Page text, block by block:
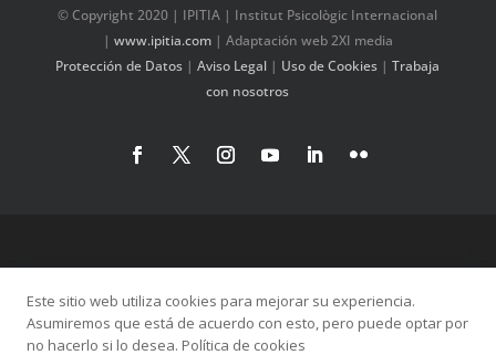
© Copyright 2020 | IPITIA | Institut Psicològic Internacional
| www.ipitia.com| Adaptación web 2XI media
Protección de Datos |Aviso Legal | Uso de Cookies |Trabaja
con nosotros
Este sitio web utiliza cookies para mejorar su experiencia.
Asumiremos que está de acuerdo con esto, pero puede optar por
no hacerlo si lo desea. Política de cookies